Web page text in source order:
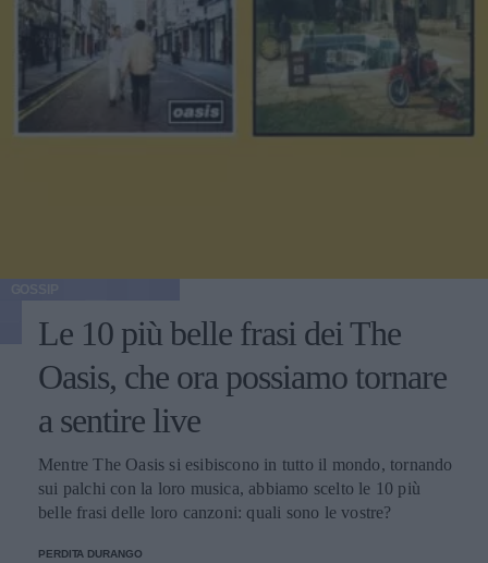
Le 10 più belle frasi dei The
Oasis, che ora possiamo tornare
a sentire live
Mentre The Oasis si esibiscono in tutto il mondo, tornando
sui palchi con la loro musica, abbiamo scelto le 10 più
belle frasi delle loro canzoni: quali sono le vostre?
PERDITA DURANGO